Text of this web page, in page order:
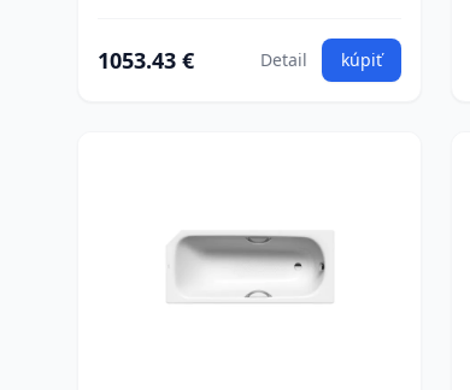
1053.43 € Detail kúpiť